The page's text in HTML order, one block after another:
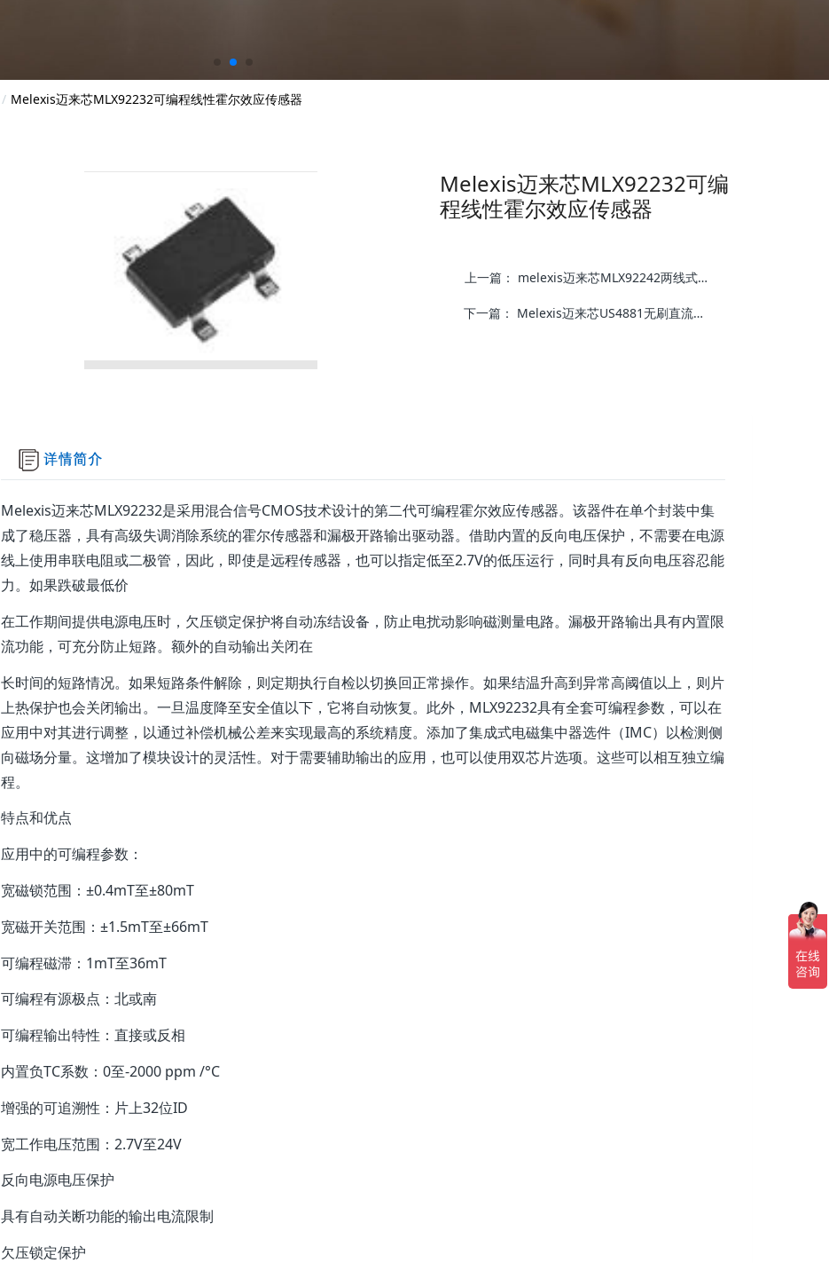
Melexis迈来芯MLX92232可编程线性霍尔效应传感器
Melexis迈来芯MLX92232可编
程线性霍尔效应传感器
上一篇： melexis迈来芯MLX92242两线式可编程霍尔效应锁存开关传感器IC芯片元件
下一篇： Melexis迈来芯US4881无刷直流电动机换向双极霍尔效应传感器开关IC元件
Melexis迈来芯MLX92232是采用混合信号CMOS技术设计的第二代可编程霍尔效应传感器。该器件在单个封装中集
成了稳压器，具有高级失调消除系统的霍尔传感器和漏极开路输出驱动器。借助内置的反向电压保护，不需要在电源
线上使用串联电阻或二极管，因此，即使是远程传感器，也可以指定低至2.7V的低压运行，同时具有反向电压容忍能
力。如果跌破最低价
在工作期间提供电源电压时，欠压锁定保护将自动冻结设备，防止电扰动影响磁测量电路。漏极开路输出具有内置限
流功能，可充分防止短路。额外的自动输出关闭在
长时间的短路情况。如果短路条件解除，则定期执行自检以切换回正常操作。如果结温升高到异常高阈值以上，则片
上热保护也会关闭输出。一旦温度降至安全值以下，它将自动恢复。此外，MLX92232具有全套可编程参数，可以在
应用中对其进行调整，以通过补偿机械公差来实现最高的系统精度。添加了集成式电磁集中器选件（IMC）以检测侧
向磁场分量。这增加了模块设计的灵活性。对于需要辅助输出的应用，也可以使用双芯片选项。这些可以相互独立编
程。
特点和优点
应用中的可编程参数：
宽磁锁范围：±0.4mT至±80mT
宽磁开关范围：±1.5mT至±66mT
可编程磁滞：1mT至36mT
可编程有源极点：北或南
可编程输出特性：直接或反相
内置负TC系数：0至-2000 ppm /°C
增强的可追溯性：片上32位ID
宽工作电压范围：2.7V至24V
反向电源电压保护
具有自动关断功能的输出电流限制
欠压锁定保护